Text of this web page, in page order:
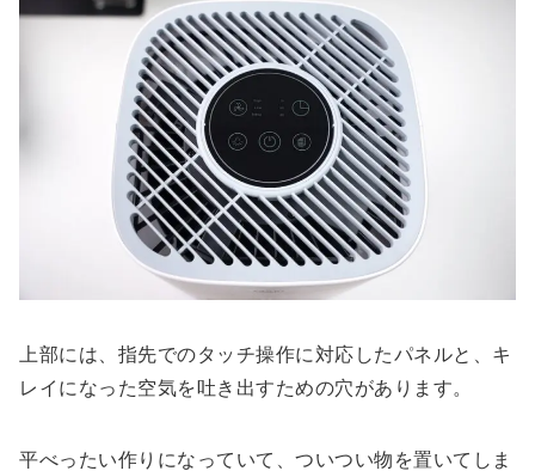
上部には、指先でのタッチ操作に対応したパネルと、キ
レイになった空気を吐き出すための穴があります。
平べったい作りになっていて、ついつい物を置いてしま